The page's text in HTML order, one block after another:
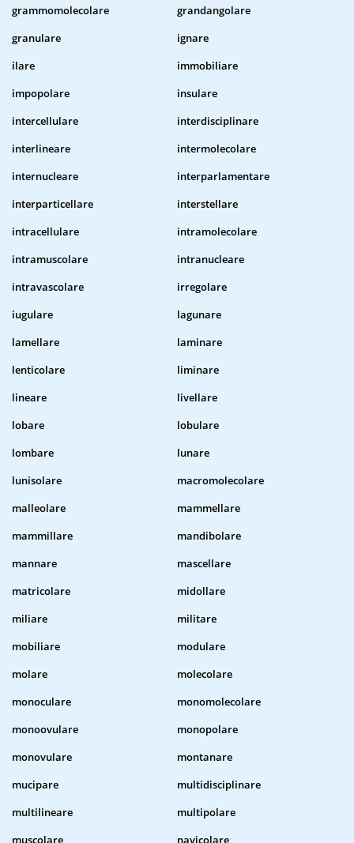
grammomolecolare
grandangolare
granulare
ignare
ilare
immobiliare
impopolare
insulare
intercellulare
interdisciplinare
interlineare
intermolecolare
internucleare
interparlamentare
interparticellare
interstellare
intracellulare
intramolecolare
intramuscolare
intranucleare
intravascolare
irregolare
iugulare
lagunare
lamellare
laminare
lenticolare
liminare
lineare
livellare
lobare
lobulare
lombare
lunare
lunisolare
macromolecolare
malleolare
mammellare
mammillare
mandibolare
mannare
mascellare
matricolare
midollare
miliare
militare
mobiliare
modulare
molare
molecolare
monoculare
monomolecolare
monoovulare
monopolare
monovulare
montanare
mucipare
multidisciplinare
multilineare
multipolare
muscolare
navicolare